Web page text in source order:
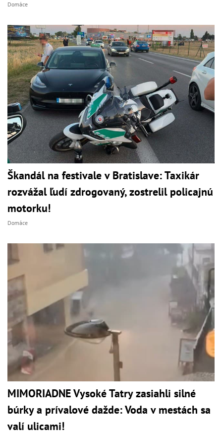
Domáce
Škandál na festivale v Bratislave: Taxikár
rozvážal ľudí zdrogovaný, zostrelil policajnú
motorku!
Domáce
MIMORIADNE Vysoké Tatry zasiahli silné
búrky a prívalové dažde: Voda v mestách sa
valí ulicami!